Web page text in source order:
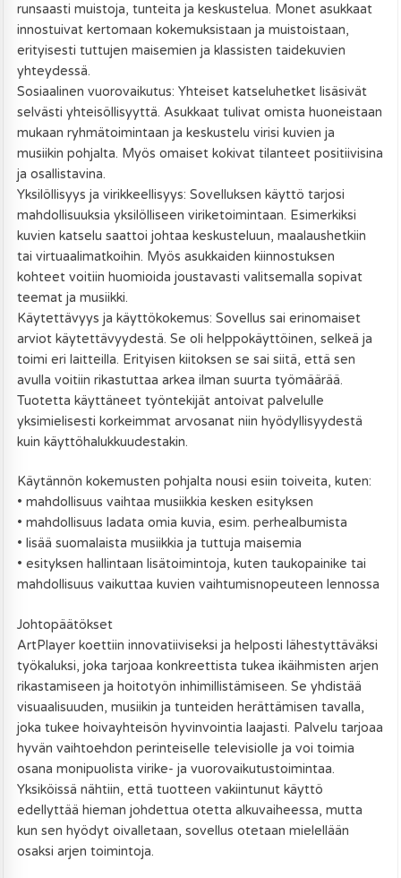
runsaasti muistoja, tunteita ja keskustelua. Monet asukkaat
innostuivat kertomaan kokemuksistaan ja muistoistaan,
erityisesti tuttujen maisemien ja klassisten taidekuvien
yhteydessä.
Sosiaalinen vuorovaikutus: Yhteiset katseluhetket lisäsivät
selvästi yhteisöllisyyttä. Asukkaat tulivat omista huoneistaan
mukaan ryhmätoimintaan ja keskustelu virisi kuvien ja
musiikin pohjalta. Myös omaiset kokivat tilanteet positiivisina
ja osallistavina.
Yksilöllisyys ja virikkeellisyys: Sovelluksen käyttö tarjosi
mahdollisuuksia yksilölliseen viriketoimintaan. Esimerkiksi
kuvien katselu saattoi johtaa keskusteluun, maalaushetkiin
tai virtuaalimatkoihin. Myös asukkaiden kiinnostuksen
kohteet voitiin huomioida joustavasti valitsemalla sopivat
teemat ja musiikki.
Käytettävyys ja käyttökokemus: Sovellus sai erinomaiset
arviot käytettävyydestä. Se oli helppokäyttöinen, selkeä ja
toimi eri laitteilla. Erityisen kiitoksen se sai siitä, että sen
avulla voitiin rikastuttaa arkea ilman suurta työmäärää.
Tuotetta käyttäneet työntekijät antoivat palvelulle
yksimielisesti korkeimmat arvosanat niin hyödyllisyydestä
kuin käyttöhalukkuudestakin.
Käytännön kokemusten pohjalta nousi esiin toiveita, kuten:
• mahdollisuus vaihtaa musiikkia kesken esityksen
• mahdollisuus ladata omia kuvia, esim. perhealbumista
• lisää suomalaista musiikkia ja tuttuja maisemia
• esityksen hallintaan lisätoimintoja, kuten taukopainike tai
mahdollisuus vaikuttaa kuvien vaihtumisnopeuteen lennossa
Johtopäätökset
ArtPlayer koettiin innovatiiviseksi ja helposti lähestyttäväksi
työkaluksi, joka tarjoaa konkreettista tukea ikäihmisten arjen
rikastamiseen ja hoitotyön inhimillistämiseen. Se yhdistää
visuaalisuuden, musiikin ja tunteiden herättämisen tavalla,
joka tukee hoivayhteisön hyvinvointia laajasti. Palvelu tarjoaa
hyvän vaihtoehdon perinteiselle televisiolle ja voi toimia
osana monipuolista virike- ja vuorovaikutustoimintaa.
Yksiköissä nähtiin, että tuotteen vakiintunut käyttö
edellyttää hieman johdettua otetta alkuvaiheessa, mutta
kun sen hyödyt oivalletaan, sovellus otetaan mielellään
osaksi arjen toimintoja.